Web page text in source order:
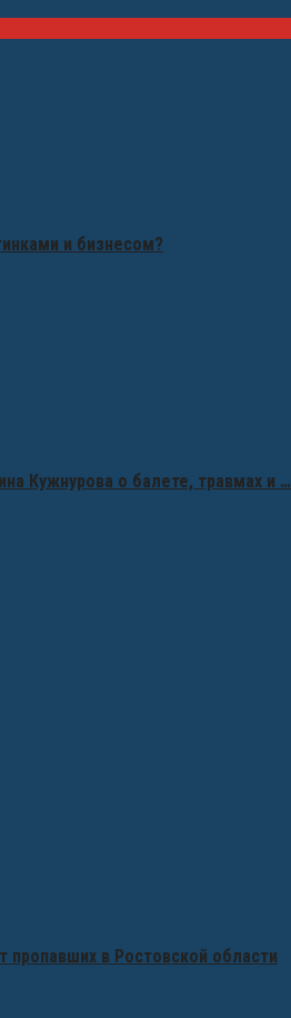
и бизнесом?
Кужнурова о балете, травмах и …
пропавших в Ростовской области